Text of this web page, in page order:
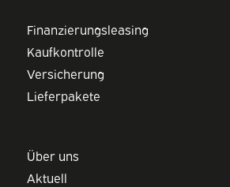
Finanzierungsleasing
Kaufkontrolle
Versicherung
Lieferpakete
Über uns
Aktuell